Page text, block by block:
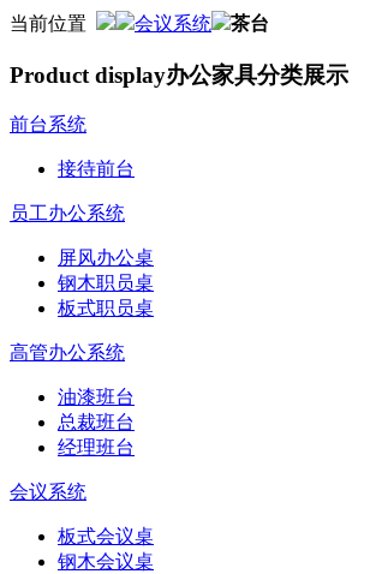
当前位置 会议系统 茶台
Product display办公家具分类展示
前台系统
接待前台
员工办公系统
屏风办公桌
钢木职员桌
板式职员桌
高管办公系统
油漆班台
总裁班台
经理班台
会议系统
板式会议桌
钢木会议桌